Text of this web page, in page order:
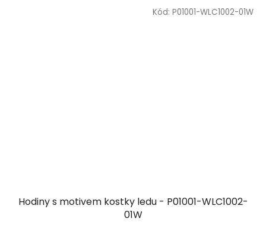
Hodiny s motivem kostky ledu - P01001-WLC1002-
01W
Kód: P01001-WLC1002-01W